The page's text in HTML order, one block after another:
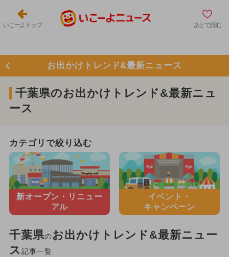
いこーよトップ あとで読む
お出かけトレンド&最新ニュース
千葉県のお出かけトレンド&最新ニュ
ース
カテゴリで絞り込む
新オープン・ リニュー
アル
イベント・
キャンペーン
千葉県のお出かけトレンド&最新ニュー
ス 記事一覧